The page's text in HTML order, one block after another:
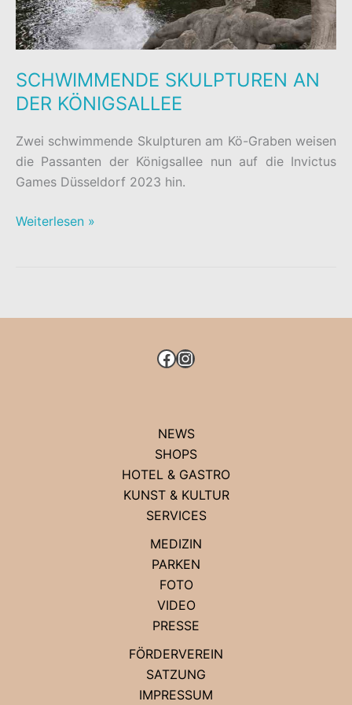
SCHWIMMENDE SKULPTUREN AN
DER KÖNIGSALLEE
Zwei schwimmende Skulpturen am Kö-Graben weisen
die Passanten der Königsallee nun auf die Invictus
Games Düsseldorf 2023 hin.
SCHWIMMENDE
Weiterlesen »
FACEBOOK
INSTAGRAM
NEWS
SHOPS
HOTEL & GASTRO
KUNST & KULTUR
SERVICES
MEDIZIN
PARKEN
FOTO
VIDEO
PRESSE
FÖRDERVEREIN
SATZUNG
IMPRESSUM